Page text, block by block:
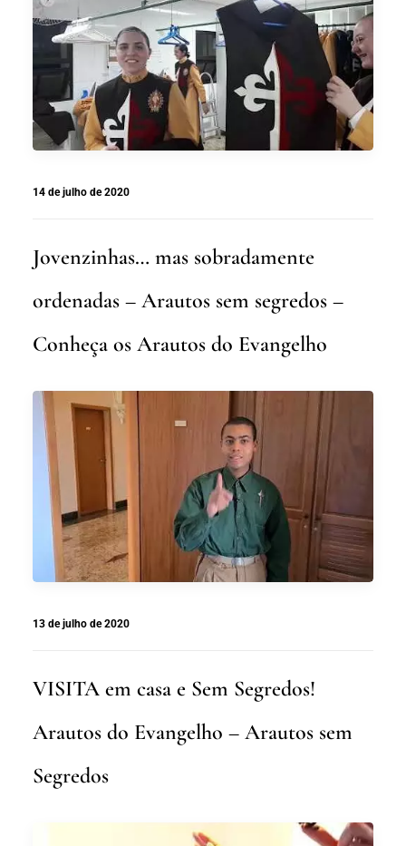
14 de julho de 2020
Jovenzinhas… mas sobradamente
ordenadas – Arautos sem segredos –
Conheça os Arautos do Evangelho
13 de julho de 2020
VISITA em casa e Sem Segredos!
Arautos do Evangelho – Arautos sem
Segredos